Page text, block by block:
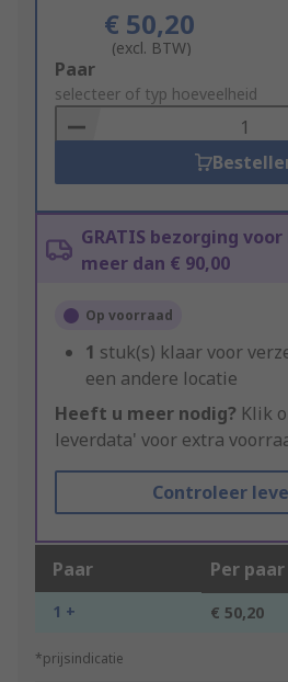
€ 50,20
(excl. BTW)
Add
to
Basket
Paar
selecteer of typ hoeveelheid
GRATIS bezorging
meer dan € 90,00
Op voorraad
1 stuk(s) klaar voor
een andere locatie
Heeft u meer nodig? Klik
leverdata' voor extra
Controleer
Paar Per paar
1 + € 50,20
*prijsindicatie